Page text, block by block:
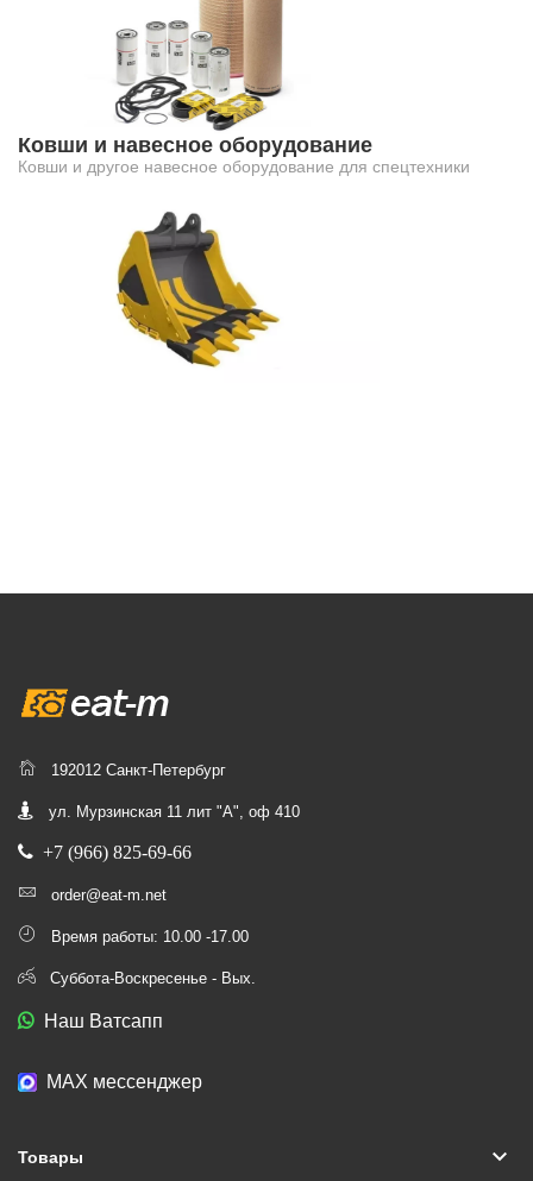
Ковши и навесное оборудование
Ковши и другое навесное оборудование для спецтехники
192012 Санкт-Петербург
ул. Мурзинская 11 лит "А", оф 410
+7 (966) 825-69-66
order@eat-m.net
Время работы: 10.00 -17.00
Суббота-Воскресенье - Вых.
Наш Ватсапп
МАХ мессенджер
Товары keyboard_arrow_down